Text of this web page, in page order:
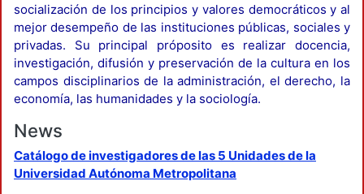
socialización de los principios y valores democráticos y al
mejor desempeño de las instituciones públicas, sociales y
privadas. Su principal próposito es realizar docencia,
investigación, difusión y preservación de la cultura en los
campos disciplinarios de la administración, el derecho, la
economía, las humanidades y la sociología.
News
Catálogo de investigadores de las 5 Unidades de la
Universidad Autónoma Metropolitana